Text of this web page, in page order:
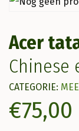
Acer
Chinese
CATEGORIE:
€75,00